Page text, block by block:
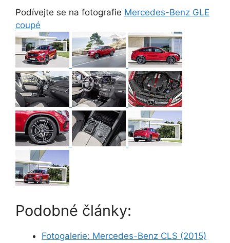
Podívejte se na fotografie Mercedes-Benz GLE
coupé
Podobné články:
Fotogalerie: Mercedes-Benz CLS (2015)